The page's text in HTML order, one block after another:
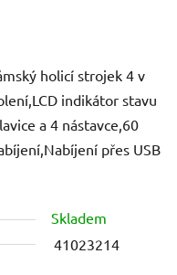
holicí strojek 4 v
indikátor stavu
a 4 nástavce,60
přes USB
Skladem
41023214